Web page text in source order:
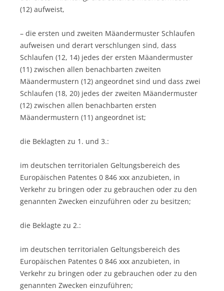
(12) aufweist,
– die ersten und zweiten Mäandermuster Schlaufen
aufweisen und derart verschlungen sind, dass
Schlaufen (12, 14) jedes der ersten Mäandermuster
(11) zwischen allen benachbarten zweiten
Mäandermustern (12) angeordnet sind und dass zwei
Schlaufen (18, 20) jedes der zweiten Mäandermuster
(12) zwischen allen benachbarten ersten
Mäandermustern (11) angeordnet ist;
die Beklagten zu 1. und 3.:
im deutschen territorialen Geltungsbereich des
Europäischen Patentes 0 846 xxx anzubieten, in
Verkehr zu bringen oder zu gebrauchen oder zu den
genannten Zwecken einzuführen oder zu besitzen;
die Beklagte zu 2.:
im deutschen territorialen Geltungsbereich des
Europäischen Patentes 0 846 xxx anzubieten, in
Verkehr zu bringen oder zu gebrauchen oder zu den
genannten Zwecken einzuführen;